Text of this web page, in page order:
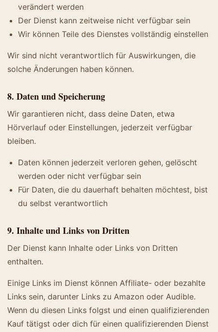
verändert werden
Der Dienst kann zeitweise nicht verfügbar sein
Wir können Teile des Dienstes vollständig einstellen
Wir sind nicht verantwortlich für Auswirkungen, die
solche Änderungen haben können.
8. Daten und Speicherung
Wir garantieren nicht, dass deine Daten, etwa
Hörverlauf oder Einstellungen, jederzeit verfügbar
bleiben.
Daten können jederzeit verloren gehen, gelöscht
werden oder nicht verfügbar sein
Für Daten, die du dauerhaft behalten möchtest, bist
du selbst verantwortlich
9. Inhalte und Links von Dritten
Der Dienst kann Inhalte oder Links von Dritten
enthalten.
Einige Links im Dienst können Affiliate- oder bezahlte
Links sein, darunter Links zu Amazon oder Audible.
Wenn du diesen Links folgst und einen qualifizierenden
Kauf tätigst oder dich für einen qualifizierenden Dienst